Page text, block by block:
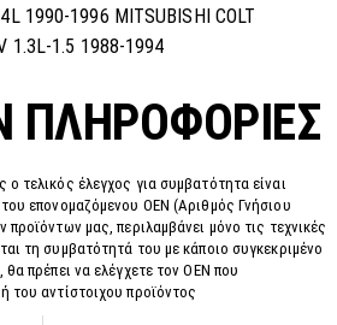
1990-1996 MITSUBISHI COLT
1.3L-1.5 1988-1994
ΠΛΗΡΟΦΟΡΊΕΣ
τελικός έλεγχος για συμβατότητα είναι
επονομαζόμενου OEN (Αριθμός Γνήσιου
μας, περιλαμβάνει μόνο τις τεχνικές
τη συμβατότητά του με κάποιο συγκεκριμένο
πρέπει να ελέγχετε τον OEN που
του αντίστοιχου προϊόντος